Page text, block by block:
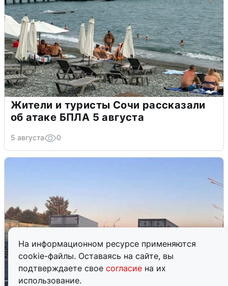
На информационном ресурсе применяются
cookie-файлы. Оставаясь на сайте, вы
подтверждаете свое согласие на их
использование.
Жители и туристы Сочи рассказали
об атаке БПЛА 5 августа
5 августа 0